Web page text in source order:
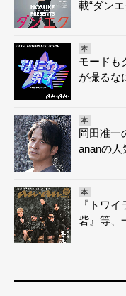
載“ダン
本
モードも
が撮るな
本
岡田准一
ananの人
本
『トワ
砦』等、